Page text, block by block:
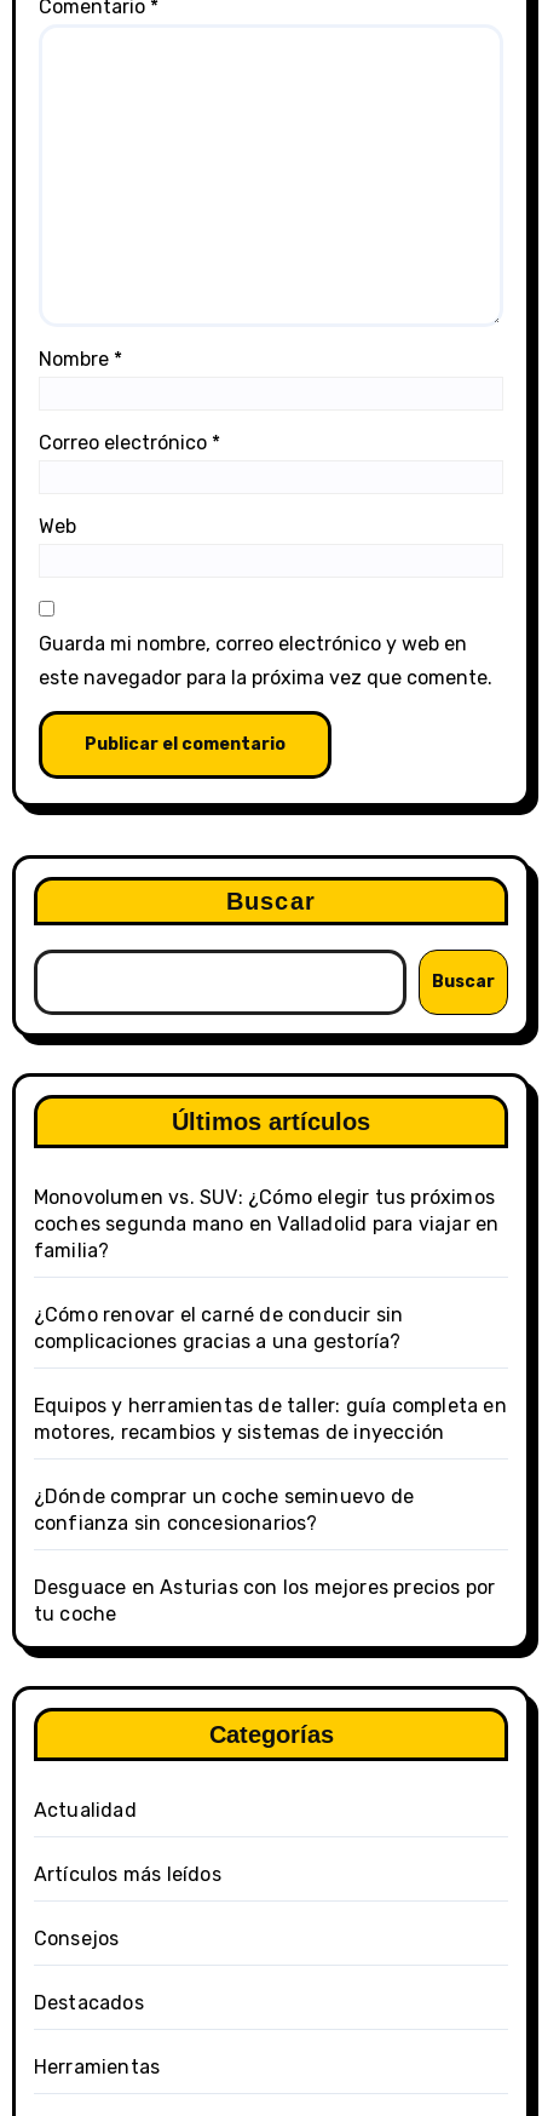
Comentario *
Nombre *
Correo electrónico *
Web
Guarda mi nombre, correo electrónico y web en
este navegador para la próxima vez que comente.
Buscar
Buscar
Últimos artículos
Monovolumen vs. SUV: ¿Cómo elegir tus próximos
coches segunda mano en Valladolid para viajar en
familia?
¿Cómo renovar el carné de conducir sin
complicaciones gracias a una gestoría?
Equipos y herramientas de taller: guía completa en
motores, recambios y sistemas de inyección
¿Dónde comprar un coche seminuevo de
confianza sin concesionarios?
Desguace en Asturias con los mejores precios por
tu coche
Categorías
Actualidad
Artículos más leídos
Consejos
Destacados
Herramientas